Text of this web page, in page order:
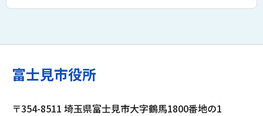
富士見市役所
〒354-8511 埼玉県富士見市大字鶴馬1800番地の1